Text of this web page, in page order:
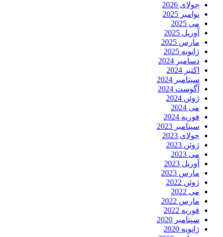
جولای 2026
نوامبر 2025
می 2025
آوریل 2025
مارس 2025
ژانویه 2025
دسامبر 2024
اکتبر 2024
سپتامبر 2024
آگوست 2024
ژوئن 2024
می 2024
فوریه 2024
سپتامبر 2023
جولای 2023
ژوئن 2023
می 2023
آوریل 2023
مارس 2023
ژوئن 2022
می 2022
مارس 2022
فوریه 2022
سپتامبر 2020
ژانویه 2020